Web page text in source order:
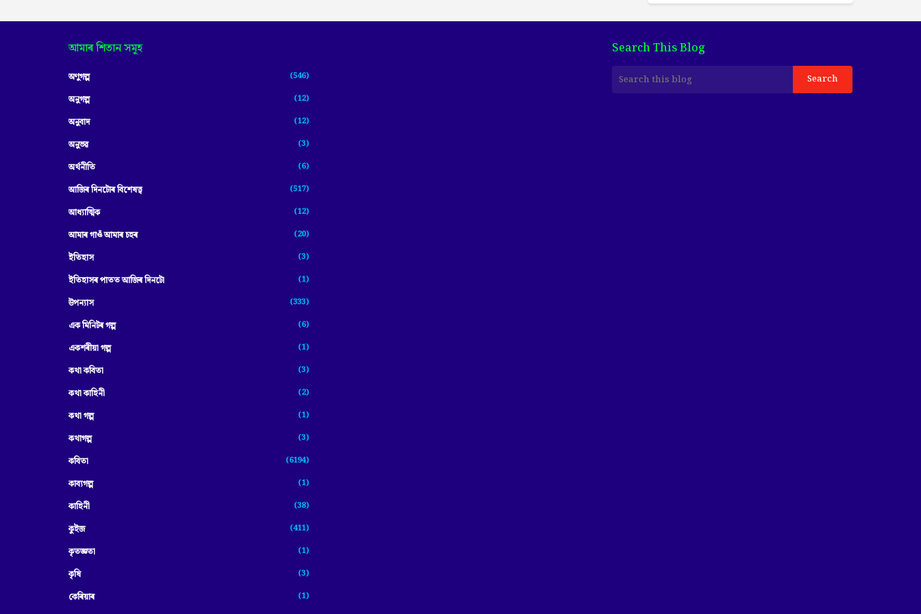
আমাৰ শিতান সমূহ
অণুগল্প (546)
অনুগল্প (12)
অনুবাদ (12)
অনুভৱ (3)
অৰ্থনীতি (6)
আজিৰ দিনটোৰ বিশেষত্ব (517)
আধ্যাত্মিক (12)
আমাৰ গাওঁ আমাৰ চহৰ (20)
ইতিহাস (3)
ইতিহাসৰ পাতত আজিৰ দিনটো (1)
উপন্যাস (333)
এক মিনিটৰ গল্প (6)
একশৰীয়া গল্প (1)
কথা কবিতা (3)
কথা কাহিনী (2)
কথা গল্প (1)
কথাগল্প (3)
কবিতা (6194)
কাব্যগল্প (1)
কাহিনী (38)
কুইজ (411)
কৃতজ্ঞতা (1)
কৃষি (3)
কেৰিয়াৰ (1)
Search This Blog